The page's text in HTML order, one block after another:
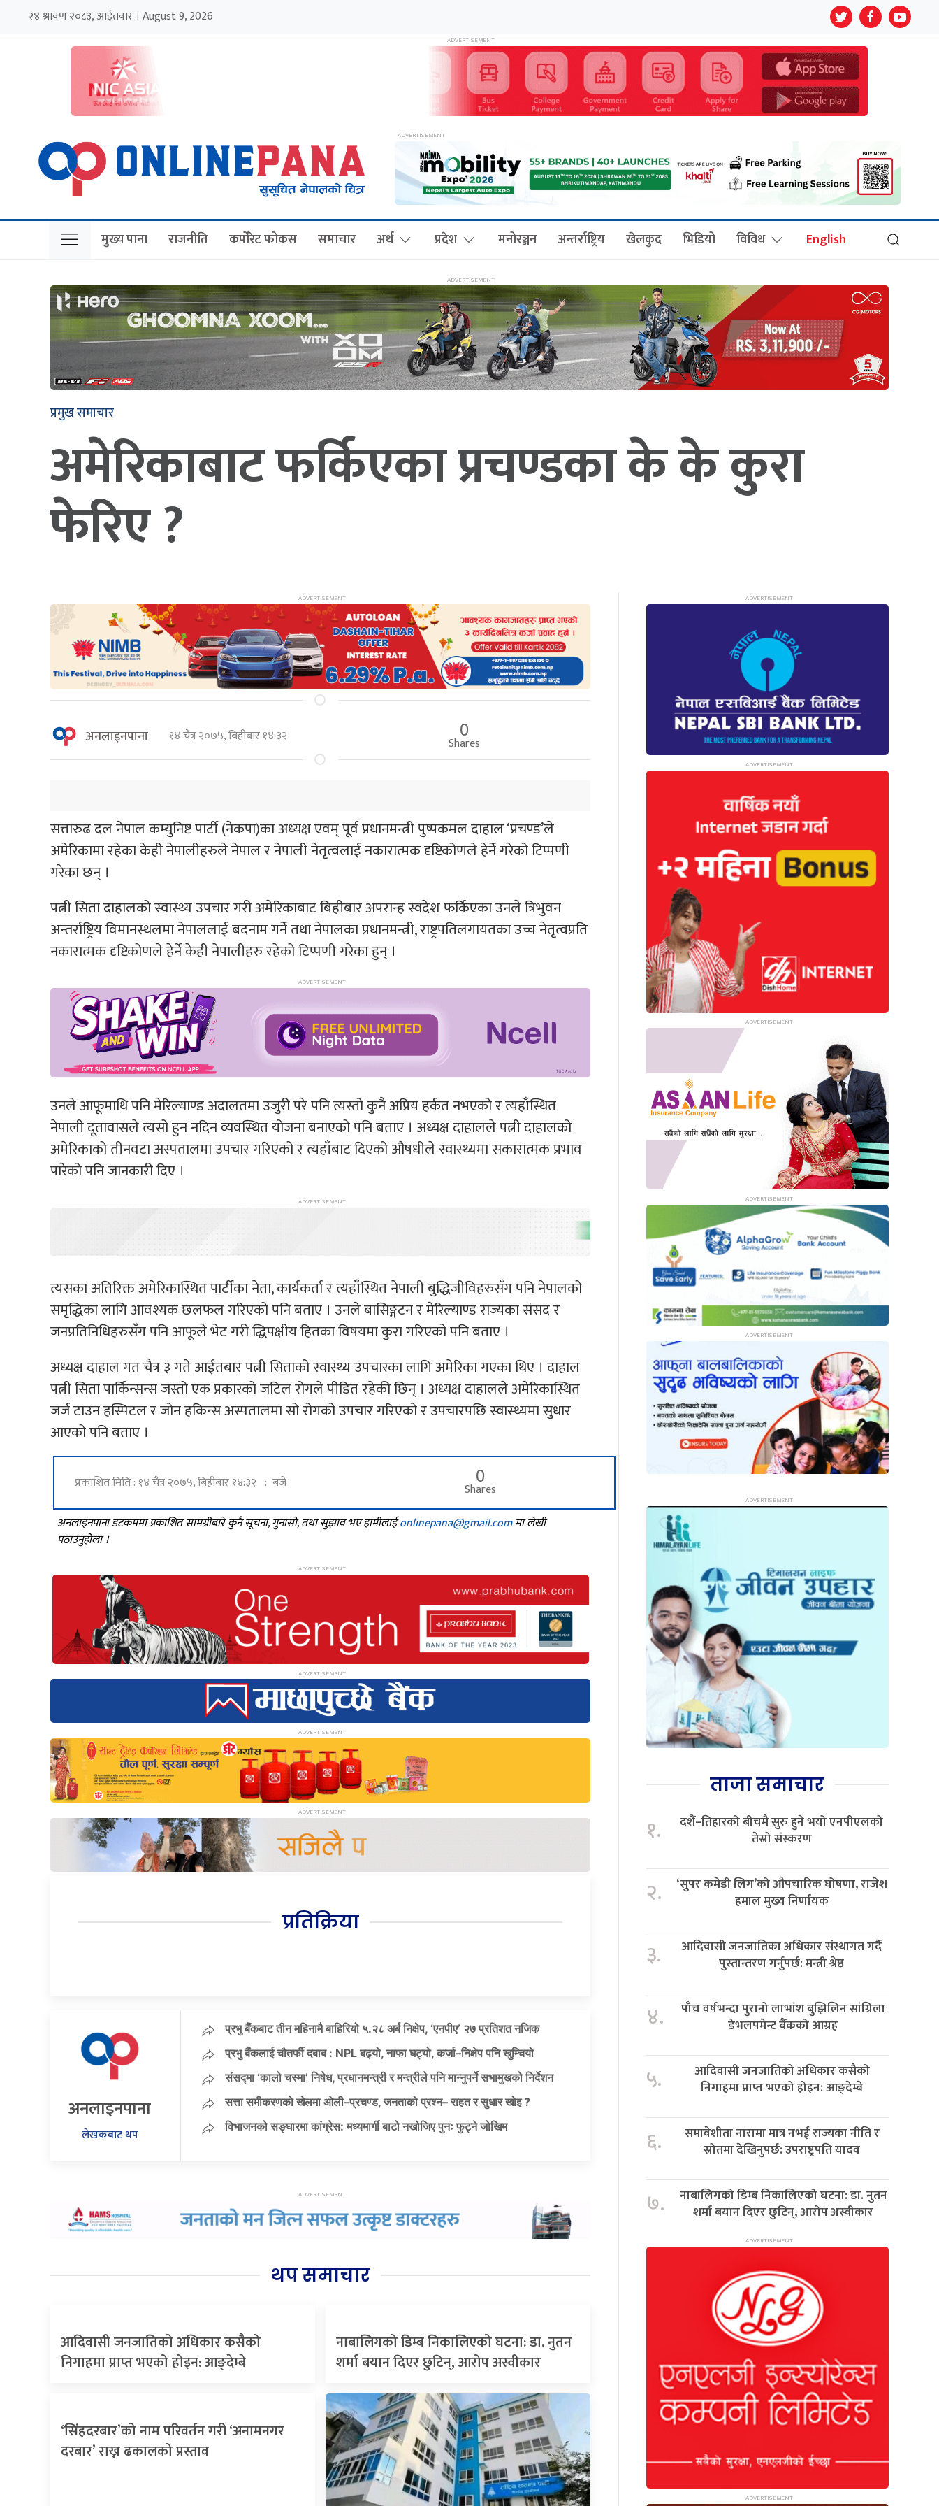
२४ श्रावण २०८३, आईतवार । August 9, 2026
मुख्य पाना राजनीति कर्पोरेट फोकस समाचार अर्थ प्रदेश मनोरञ्जन अन्तर्राष्ट्रिय खेलकुद भिडियो विविध English
प्रमुख समाचार
अमेरिकाबाट फर्किएका प्रचण्डका के के कुरा
फेरिए ?
अनलाइनपाना १४ चैत्र २०७५, बिहीबार १४:३२ 0
Shares
सत्तारुढ दल नेपाल कम्युनिष्ट पार्टी (नेकपा)का अध्यक्ष एवम् पूर्व प्रधानमन्त्री पुष्पकमल दाहाल ‘प्रचण्ड’ले
अमेरिकामा रहेका केही नेपालीहरुले नेपाल र नेपाली नेतृत्वलाई नकारात्मक दृष्टिकोणले हेर्ने गरेको टिप्पणी
गरेका छन् ।
पत्नी सिता दाहालको स्वास्थ्य उपचार गरी अमेरिकाबाट बिहीबार अपरान्ह स्वदेश फर्किएका उनले त्रिभुवन
अन्तर्राष्ट्रिय विमानस्थलमा नेपाललाई बदनाम गर्ने तथा नेपालका प्रधानमन्त्री, राष्ट्रपतिलगायतका उच्च नेतृत्वप्रति
नकारात्मक दृष्टिकोणले हेर्ने केही नेपालीहरु रहेको टिप्पणी गरेका हुन् ।
उनले आफूमाथि पनि मेरिल्याण्ड अदालतमा उजुरी परे पनि त्यस्तो कुनै अप्रिय हर्कत नभएको र त्यहाँस्थित
नेपाली दूतावासले त्यसो हुन नदिन व्यवस्थित योजना बनाएको पनि बताए । अध्यक्ष दाहालले पत्नी दाहालको
अमेरिकाको तीनवटा अस्पतालमा उपचार गरिएको र त्यहाँबाट दिएको औषधीले स्वास्थ्यमा सकारात्मक प्रभाव
पारेको पनि जानकारी दिए ।
त्यसका अतिरिक्त अमेरिकास्थित पार्टीका नेता, कार्यकर्ता र त्यहाँस्थित नेपाली बुद्धिजीविहरुसँग पनि नेपालको
समृद्धिका लागि आवश्यक छलफल गरिएको पनि बताए । उनले बासिङ्गटन र मेरिल्याण्ड राज्यका संसद र
जनप्रतिनिधिहरुसँग पनि आफूले भेट गरी द्धिपक्षीय हितका विषयमा कुरा गरिएको पनि बताए ।
अध्यक्ष दाहाल गत चैत्र ३ गते आईतबार पत्नी सिताको स्वास्थ्य उपचारका लागि अमेरिका गएका थिए । दाहाल
पत्नी सिता पार्किन्सन्स जस्तो एक प्रकारको जटिल रोगले पीडित रहेकी छिन् । अध्यक्ष दाहालले अमेरिकास्थित
जर्ज टाउन हस्पिटल र जोन हकिन्स अस्पतालमा सो रोगको उपचार गरिएको र उपचारपछि स्वास्थ्यमा सुधार
आएको पनि बताए ।
प्रकाशित मिति : १४ चैत्र २०७५, बिहीबार १४:३२ : बजे 0
Shares
अनलाइनपाना डटकममा प्रकाशित सामग्रीबारे कुनै सूचना, गुनासो, तथा सुझाव भए हामीलाईonlinepana@gmail.comमा लेखी
पठाउनुहोला ।
प्रतिक्रिया
अनलाइनपाना
लेखकबाट थप
प्रभु बैँकबाट तीन महिनामै बाहिरियो ५.२८ अर्ब निक्षेप, ‘एनपीए’ २७ प्रतिशत नजिक
प्रभु बैंकलाई चौतर्फी दबाब : NPL बढ्यो, नाफा घट्यो, कर्जा–निक्षेप पनि खुम्चियो
संसद्मा ‘कालो चस्मा’ निषेध, प्रधानमन्त्री र मन्त्रीले पनि मान्नुपर्ने सभामुखको निर्देशन
सत्ता समीकरणको खेलमा ओली–प्रचण्ड, जनताको प्रश्न– राहत र सुधार खोइ ?
विभाजनको सङ्घारमा कांग्रेस: मध्यमार्गी बाटो नखोजिए पुनः फुट्ने जोखिम
थप समाचार
आदिवासी जनजातिको अधिकार कसैको
निगाहमा प्राप्त भएको होइन: आङ्देम्बे
नाबालिगको डिम्ब निकालिएको घटना: डा. नुतन
शर्मा बयान दिएर छुटिन्, आरोप अस्वीकार
‘सिंहदरबार’को नाम परिवर्तन गरी ‘अनामनगर
दरबार’ राख्न ढकालको प्रस्ताव
ताजा समाचार
१.
दशैं–तिहारको बीचमै सुरु हुने भयो एनपीएलको
तेस्रो संस्करण
२.
‘सुपर कमेडी लिग’को औपचारिक घोषणा, राजेश
हमाल मुख्य निर्णायक
३.
आदिवासी जनजातिका अधिकार संस्थागत गर्दै
पुस्तान्तरण गर्नुपर्छ: मन्त्री श्रेष्ठ
४.
पाँच वर्षभन्दा पुरानो लाभांश बुझिलिन सांग्रिला
डेभलपमेन्ट बैंकको आग्रह
५.
आदिवासी जनजातिको अधिकार कसैको
निगाहमा प्राप्त भएको होइन: आङ्देम्बे
६.
समावेशीता नारामा मात्र नभई राज्यका नीति र
स्रोतमा देखिनुपर्छ: उपराष्ट्रपति यादव
७.
नाबालिगको डिम्ब निकालिएको घटना: डा. नुतन
शर्मा बयान दिएर छुटिन्, आरोप अस्वीकार